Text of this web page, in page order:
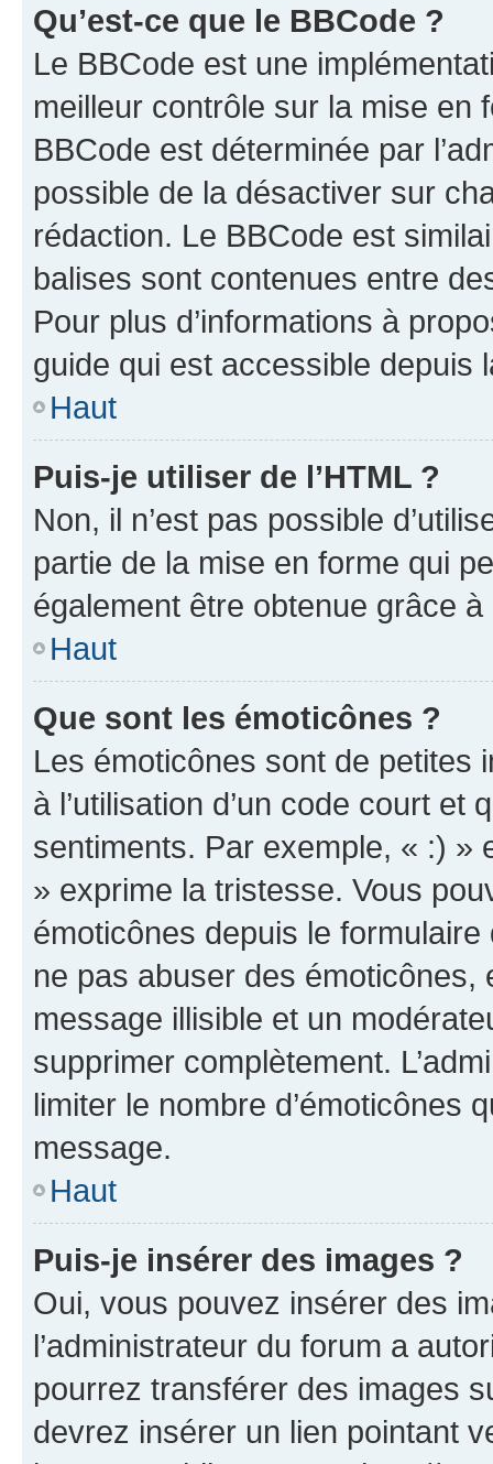
Qu’est-ce que le BBCode ?
Le BBCode est une
meilleur contrôle sur la mise en
BBCode est déterminée par
possible de la désactiver sur
rédaction. Le BBCode est
balises sont contenues entre
Pour plus d’informations à
guide qui est accessible depuis
Haut
Puis-je utiliser de l’HTML ?
Non, il n’est pas possible
partie de la mise en forme qui
également être obtenue grâce à
Haut
Que sont les émoticônes ?
Les émoticônes sont de petites
à l’utilisation d’un code court et
sentiments. Par exemple, « :) »
» exprime la tristesse. Vous
émoticônes depuis le
ne pas abuser des
message illisible et un
supprimer complètement.
limiter le nombre d’émoticônes
message.
Haut
Puis-je insérer des images ?
Oui, vous pouvez insérer des
l’administrateur du forum a
pourrez transférer des images
devrez insérer un lien pointant